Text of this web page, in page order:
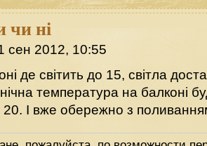
чи ні
сен 2012, 10:55
де світить до 15, світла
температура на балконі
І вже обережно з